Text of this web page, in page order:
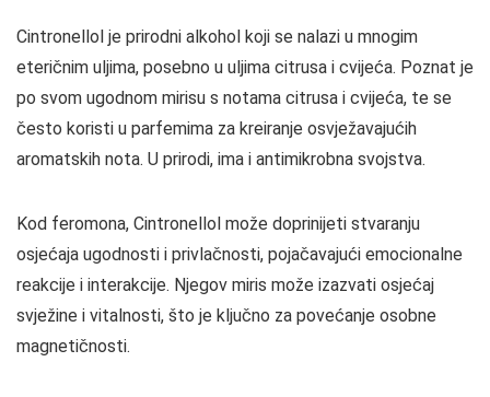
Cintronellol je prirodni alkohol koji se nalazi u mnogim
eteričnim uljima, posebno u uljima citrusa i cvijeća. Poznat je
po svom ugodnom mirisu s notama citrusa i cvijeća, te se
često koristi u parfemima za kreiranje osvježavajućih
aromatskih nota. U prirodi, ima i antimikrobna svojstva.
Kod feromona, Cintronellol može doprinijeti stvaranju
osjećaja ugodnosti i privlačnosti, pojačavajući emocionalne
reakcije i interakcije. Njegov miris može izazvati osjećaj
svježine i vitalnosti, što je ključno za povećanje osobne
magnetičnosti.